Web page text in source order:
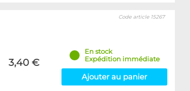
3,40 €
Code article 15267
En stock
Expédition immédiate
Ajouter au panier